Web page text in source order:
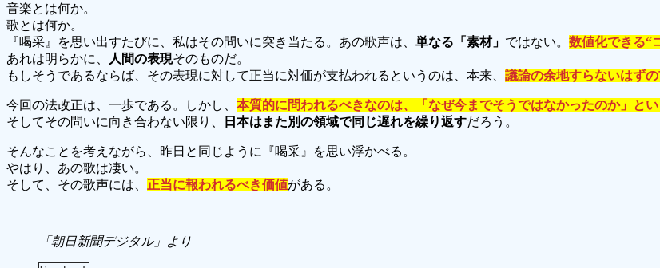
音楽とは何か。
歌とは何か。
『喝采』を思い出すたびに、私はその問いに突き当たる。あの歌声は、 単なる「素材」 ではない。 数値化できる“
あれは明らかに、
人間の表現そのものだ。
もしそうであるならば、その表現に対して正当に対価が支払われるというのは、本来、 議論の余地すらないはず
今回の法改正は、一歩である。しかし、 本質的に問われるべきなのは、「なぜ今までそうではなかったのか」とい
そしてその問いに向き合わない限り、
日本はまた別の領域で同じ遅れを繰り返すだろう。
そんなことを考えながら、昨日と同じように『喝采』を思い浮かべる。
やはり、あの歌は凄い。
そして、その歌声には、 正当に報われるべき価値がある。
「朝日新聞デジタル」より